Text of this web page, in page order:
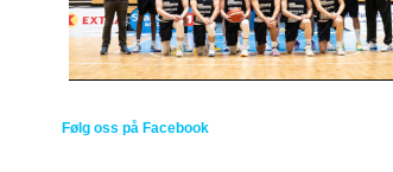
Følg oss på Facebook